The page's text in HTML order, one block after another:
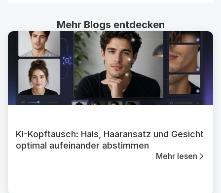
Mehr Blogs entdecken
KI-Kopftausch: Hals, Haaransatz und Gesicht
optimal aufeinander abstimmen
Mehr lesen